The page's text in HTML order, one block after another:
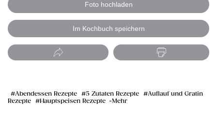
Foto hochladen
Im Kochbuch speichern
Abendessen Rezepte 5 Zutaten Rezepte
Auflauf und Gratin
Rezepte
Hauptspeisen Rezepte Mehr